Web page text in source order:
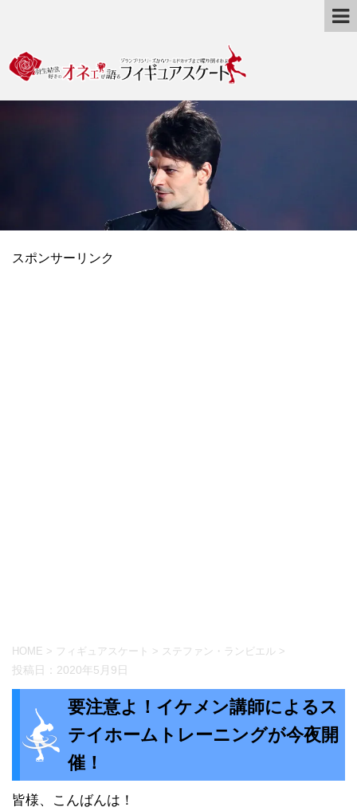
スポンサーリンク
HOME > フィギュアスケート > ステファン・ランビエル >
投稿日： 2020年5月9日
要注意よ！イケメン講師によるス
テイホームトレーニングが今夜開
催！
皆様、こんばんは！